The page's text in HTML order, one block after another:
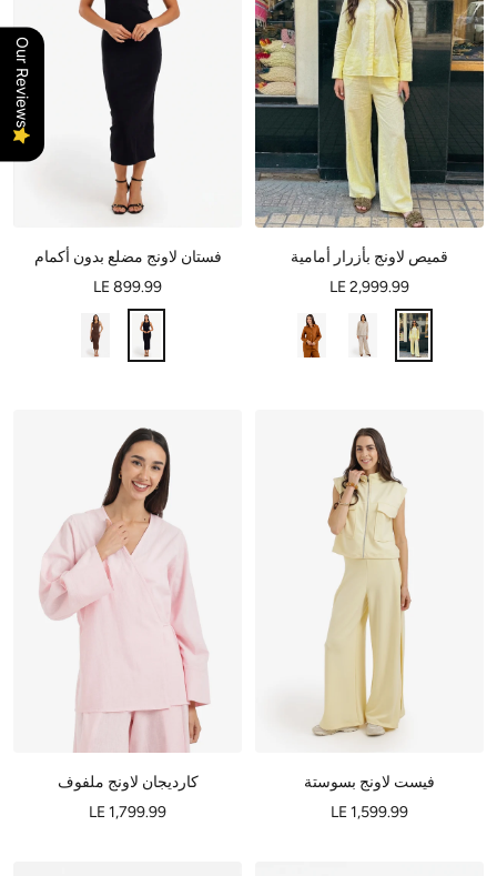
قميص لاونج بأزرار أمامية
LE 2,999.99
فستان لاونج مضلع بدون أكمام
LE 899.99
فيست لاونج بسوستة
LE 1,599.99
كارديجان لاونج ملفوف
LE 1,799.99
Our Reviews